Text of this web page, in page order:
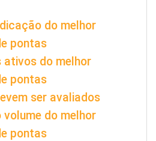
do melhor
pontas
ativos do melhor
pontas
ser avaliados
volume do melhor
pontas